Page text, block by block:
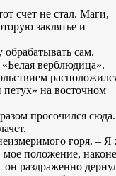
счет не стал. Маги,
заклятье и
сам.
верблюдица».
на восточном
просочился
горя. – Я
мое положение,
раздраженно